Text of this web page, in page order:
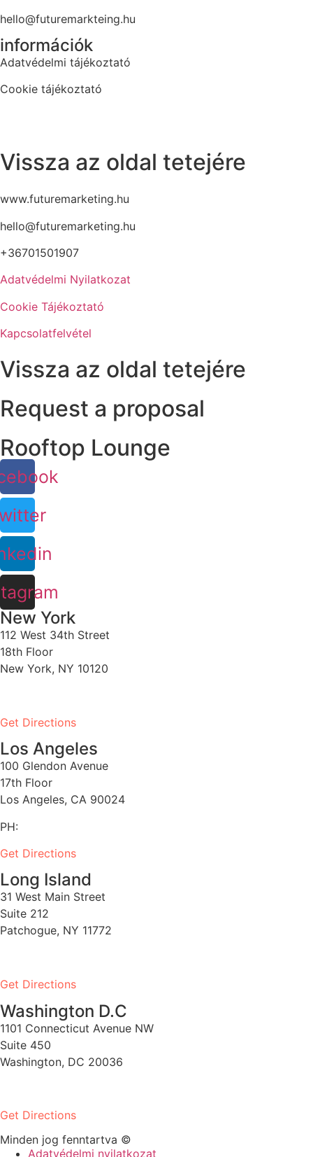
hello@futuremarkteing.hu
információk
Adatvédelmi tájékoztató
Cookie tájékoztató
Vissza az oldal tetejére
www.futuremarketing.hu
hello@futuremarketing.hu
+36701501907
Adatvédelmi Nyilatkozat
Cookie Tájékoztató
Kapcsolatfelvétel
Vissza az oldal tetejére
Request a proposal
Rooftop Lounge
New York
112 West 34th Street
18th Floor
New York, NY 10120
Get Directions
Los Angeles
100 Glendon Avenue
17th Floor
Los Angeles, CA 90024
PH:
Get Directions
Long Island
31 West Main Street
Suite 212
Patchogue, NY 11772
Get Directions
Washington D.C
1101 Connecticut Avenue NW
Suite 450
Washington, DC 20036
Get Directions
Minden jog fenntartva ©
Adatvédelmi nyilatkozat